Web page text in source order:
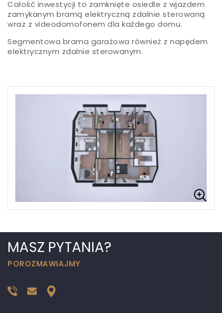
Całość inwestycji to zamknięte osiedle z wjazdem
zamykanym bramą elektryczną zdalnie sterowaną
wraz z videodomofonem dla każdego domu.
Segmentowa brama garażowa również z napędem
elektrycznym zdalnie sterowanym.
MASZ PYTANIA?
POROZMAWIAJMY